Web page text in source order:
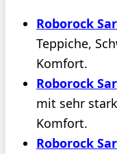
Roborock
Teppiche,
Komfort.
Roborock
mit sehr
Komfort.
Roborock